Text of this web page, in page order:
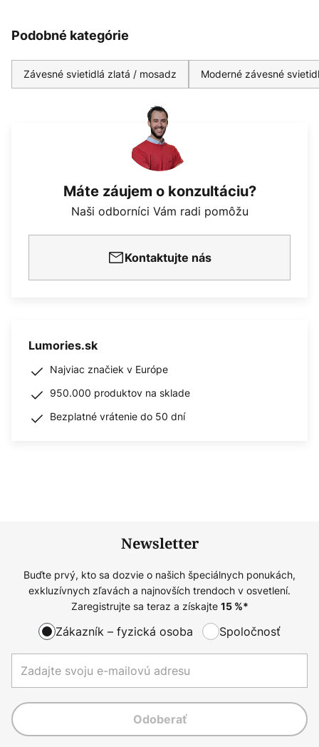
Podobné kategórie
Závesné svietidlá zlatá / mosadz Moderné závesné
Máte záujem o konzultáciu?
Naši odborníci Vám radi pomôžu
Kontaktujte nás
Lumories.sk
Najviac značiek v Európe
950.000 produktov na sklade
Bezplatné vrátenie do 50 dní
Newsletter
Buďte prvý, kto sa dozvie o našich špeciálnych ponukách,
exkluzívnych zľavách a najnovších trendoch v osvetlení.
Zaregistrujte sa teraz a získajte 15%*
Zákazník – fyzická osoba Spoločnosť
Odoberať